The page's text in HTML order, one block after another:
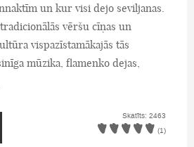
un kur visi dejo seviljanas.
vēršu cīņas un
vispazīstamākajās tās
mūzika, flamenko dejas,
Skatīts: 2463
(1)